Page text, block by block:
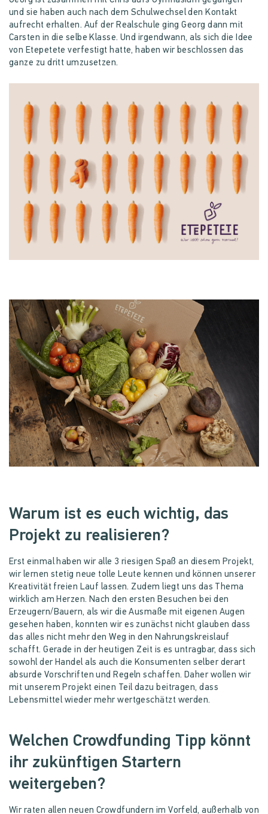
und sie haben auch nach dem Schulwechsel den Kontakt
aufrecht erhalten. Auf der Realschule ging Georg dann mit
Carsten in die selbe Klasse. Und irgendwann, als sich die Idee
von Etepetete verfestigt hatte, haben wir beschlossen das
ganze zu dritt umzusetzen.
Warum ist es euch wichtig, das
Projekt zu realisieren?
Erst einmal haben wir alle 3 riesigen Spaß an diesem Projekt,
wir lernen stetig neue tolle Leute kennen und können unserer
Kreativität freien Lauf lassen. Zudem liegt uns das Thema
wirklich am Herzen. Nach den ersten Besuchen bei den
Erzeugern/Bauern, als wir die Ausmaße mit eigenen Augen
gesehen haben, konnten wir es zunächst nicht glauben dass
das alles nicht mehr den Weg in den Nahrungskreislauf
schafft. Gerade in der heutigen Zeit is es untragbar, dass sich
sowohl der Handel als auch die Konsumenten selber derart
absurde Vorschriften und Regeln schaffen. Daher wollen wir
mit unserem Projekt einen Teil dazu beitragen, dass
Lebensmittel wieder mehr wertgeschätzt werden.
Welchen Crowdfunding Tipp könnt
ihr zukünftigen Startern
weitergeben?
Wir raten allen neuen Crowdfundern im Vorfeld, außerhalb von